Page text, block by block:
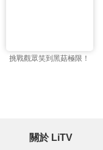
挑戰觀眾笑到黑菇極限！
關於 LiTV